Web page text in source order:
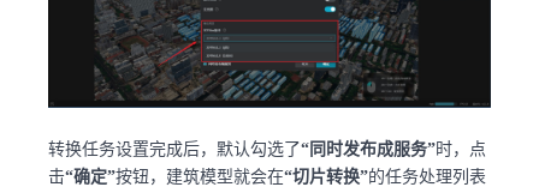
转换任务设置完成后，默认勾选了“同时发布成服务”时，点
击“确定”按钮，建筑模型就会在“切片转换”的任务处理列表